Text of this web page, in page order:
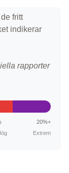
fritt
indikerar
rapporter
20%+
Extrem